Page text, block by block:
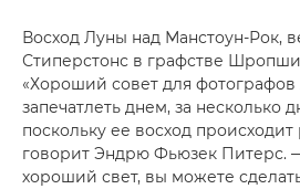
Восход Луны над Манстоун-Рок,
Стиперстонс в графстве
«Хороший совет для
запечатлеть днем, за несколько
поскольку ее восход
говорит Эндрю Фьюзек Питерс.
хороший свет, вы можете